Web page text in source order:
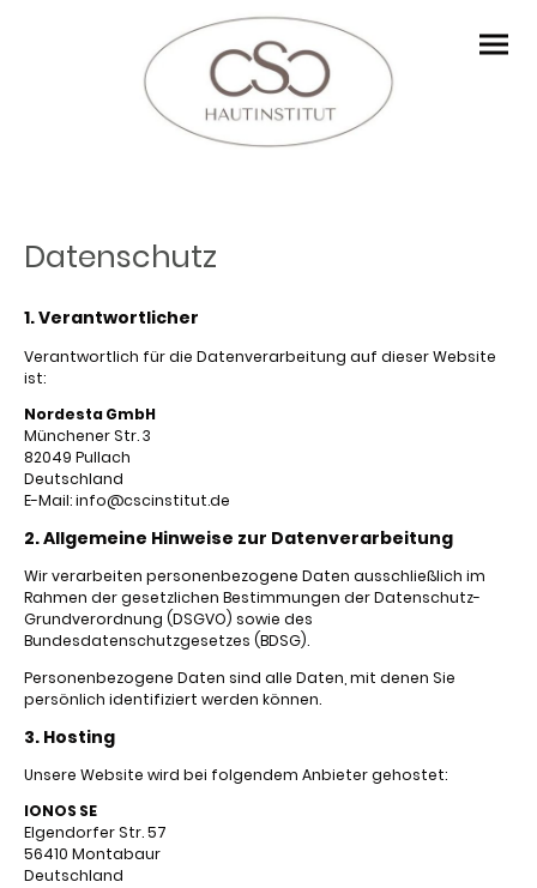
Datenschutz
1. Verantwortlicher
Verantwortlich für die Datenverarbeitung auf dieser Website
ist:
Nordesta GmbH
Münchener Str. 3
82049 Pullach
Deutschland
E-Mail: info@cscinstitut.de
2. Allgemeine Hinweise zur Datenverarbeitung
Wir verarbeiten personenbezogene Daten ausschließlich im
Rahmen der gesetzlichen Bestimmungen der Datenschutz-
Grundverordnung (DSGVO) sowie des
Bundesdatenschutzgesetzes (BDSG).
Personenbezogene Daten sind alle Daten, mit denen Sie
persönlich identifiziert werden können.
3. Hosting
Unsere Website wird bei folgendem Anbieter gehostet:
IONOS SE
Elgendorfer Str. 57
56410 Montabaur
Deutschland